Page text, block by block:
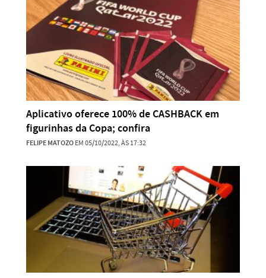
Aplicativo oferece 100% de CASHBACK em
figurinhas da Copa; confira
FELIPE MATOZOEM 05/10/2022, ÀS 17:32